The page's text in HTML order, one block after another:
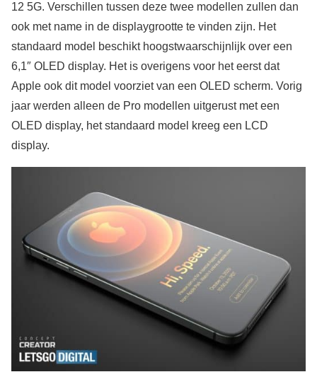
12 5G. Verschillen tussen deze twee modellen zullen dan
ook met name in de displaygrootte te vinden zijn. Het
standaard model beschikt hoogstwaarschijnlijk over een
6,1″ OLED display. Het is overigens voor het eerst dat
Apple ook dit model voorziet van een OLED scherm. Vorig
jaar werden alleen de Pro modellen uitgerust met een
OLED display, het standaard model kreeg een LCD
display.